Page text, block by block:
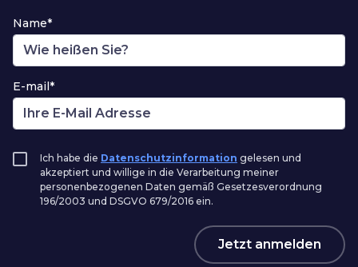
Name*
E-mail*
Ich habe die Datenschutzinformation gelesen und
akzeptiert und willige in die Verarbeitung meiner
personenbezogenen Daten gemäß Gesetzesverordnung
196/2003 und DSGVO 679/2016 ein.
Jetzt anmelden